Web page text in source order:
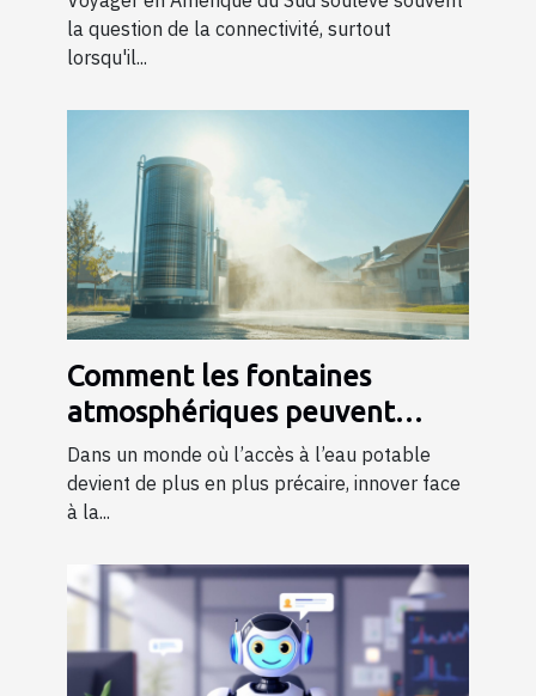
Amérique du Sud ?
la question de la connectivité, surtout
lorsqu'il...
Comment les fontaines
atmosphériques peuvent
révolutionner l'accès à l'eau ?
Dans un monde où l’accès à l’eau potable
devient de plus en plus précaire, innover face
à la...